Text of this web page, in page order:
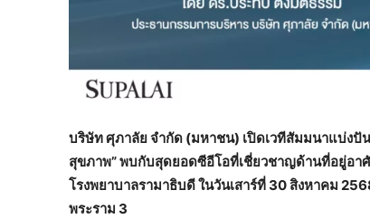
บริษัท ศุภาลัย จำกัด (มหาชน) เปิดเวทีสัมมนาแบ่งปั
สุขภาพ” พบกับสุดยอดซีอีโอที่เชี่ยวชาญด้านที่อยู่อา
โรงพยาบาลรามาธิบดี ในวันเสาร์ที่ 30 สิงหาคม
พระราม 3